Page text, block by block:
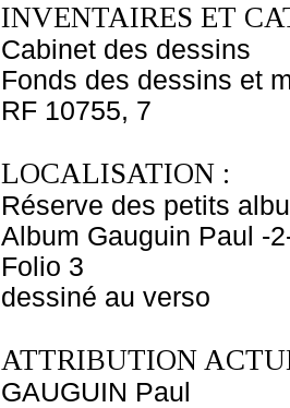
INVENTAIRES ET
Cabinet des dessins
Fonds des dessins et
RF 10755, 7
LOCALISATION :
Réserve des petits
Album Gauguin Paul -
Folio 3
dessiné au verso
ATTRIBUTION
GAUGUIN Paul